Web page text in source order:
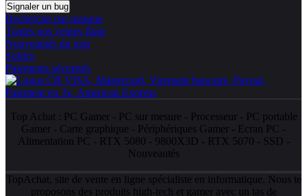
Signaler un bug
Recherche par marque
Toutes nos ventes flash
Nouveautés du jour
Soldes
Paiements sécurisés
Top Achat : PC Gamer- PC sur mesure - Processeur- PC portable
Gamer - Carte graphique - Périphériques Gamer - Ecran PC -
Alimentation PC - RTX 5080 - 9800X3D - RTX 5070 - SSD -
Nouveautés
TopAchat, site de vente en ligne spécialiste en informatique. Nous te
proposons des produits high-tech et gamer avec un tas de